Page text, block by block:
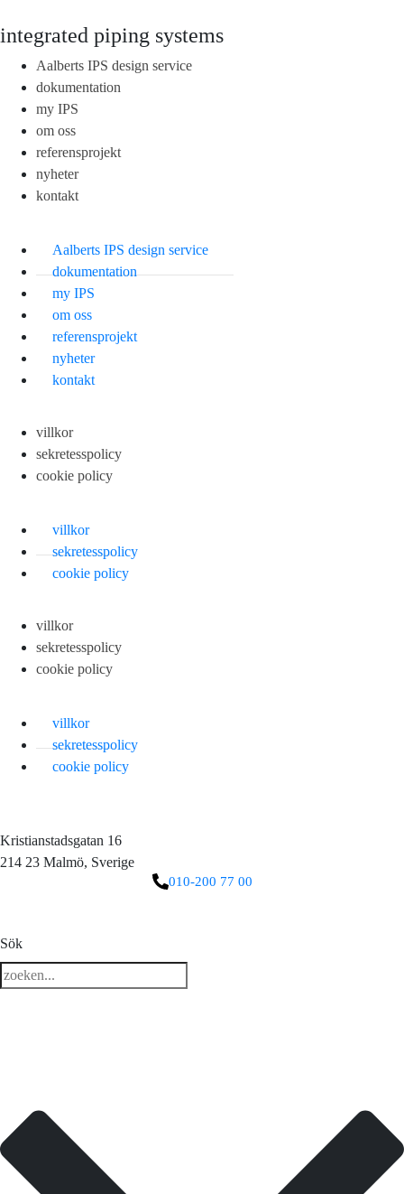
integrated piping systems
Aalberts IPS design service
dokumentation
my IPS
om oss
referensprojekt
nyheter
kontakt
Aalberts IPS design service
dokumentation
my IPS
om oss
referensprojekt
nyheter
kontakt
villkor
sekretesspolicy
cookie policy
villkor
sekretesspolicy
cookie policy
villkor
sekretesspolicy
cookie policy
villkor
sekretesspolicy
cookie policy
Kristianstadsgatan 16
214 23 Malmö, Sverige
010-200 77 00
3 downloads geselecteerd
ladda ner
e-post
Sök